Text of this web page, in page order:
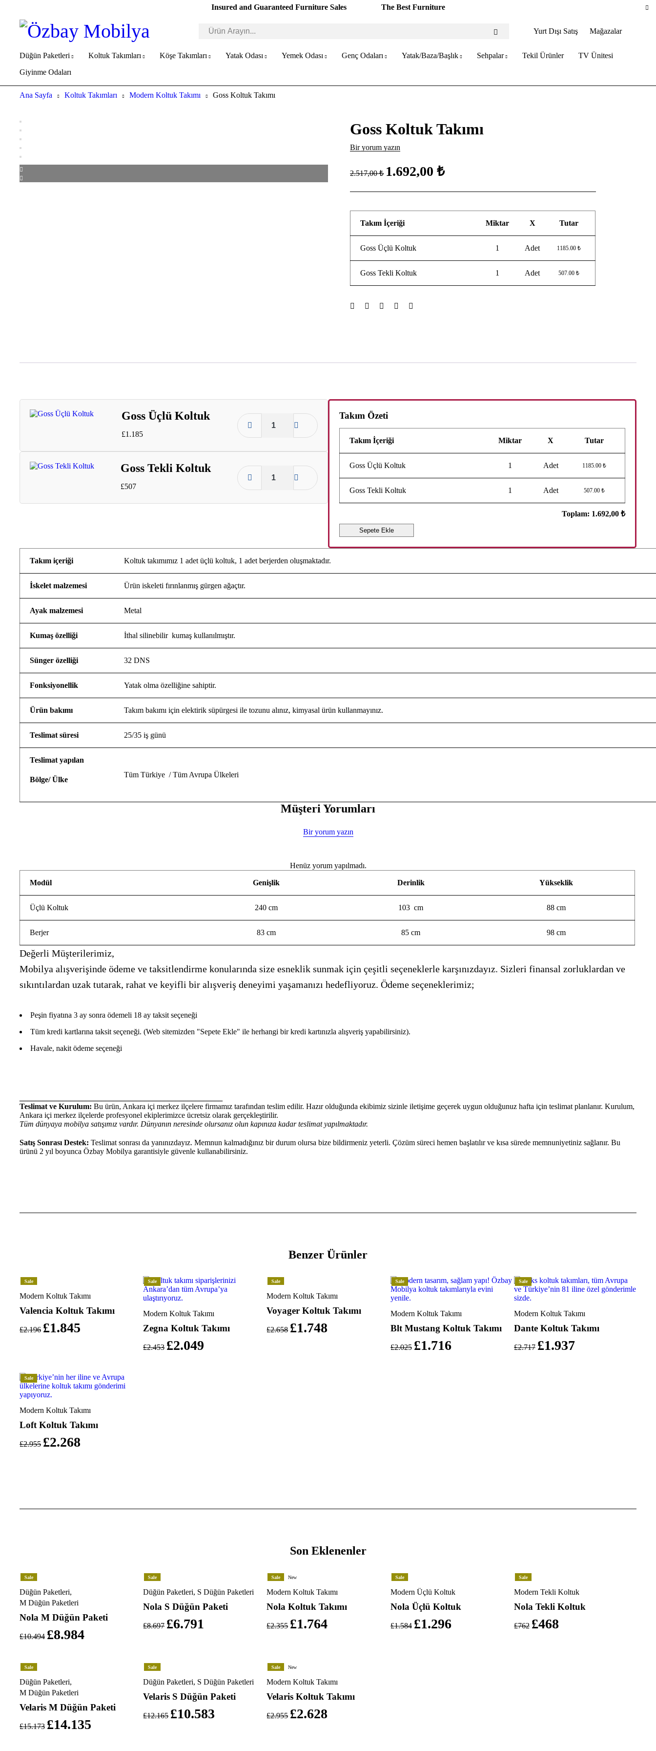
Insured and Guaranteed Furniture Sales The Best Furniture
Yurt Dışı Satış Mağazalar
Düğün Paketleri Koltuk Takımları Köşe Takımları Yatak Odası Yemek Odası Genç Odaları Yatak/Baza/Başlık Sehpalar Tekil Ürünler
TV Ünitesi
Giyinme Odaları
Ana Sayfa Koltuk Takımları Modern Koltuk Takımı Goss Koltuk Takımı
Goss Koltuk Takımı
Bir yorum yazın
2.517,00 ₺ 1.692,00 ₺
Takım İçeriği Miktar X Tutar
Goss Üçlü Koltuk 1 Adet 1185.00 ₺
Goss Tekli Koltuk 1 Adet 507.00 ₺
Goss Üçlü Koltuk
£1.185
Goss Tekli Koltuk
£507
Takım Özeti
Takım İçeriği Miktar X Tutar
Goss Üçlü Koltuk 1 Adet 1185.00 ₺
Goss Tekli Koltuk 1 Adet 507.00 ₺
Toplam: 1.692,00 ₺
Sepete Ekle
Takım içeriği Koltuk takımımız 1 adet üçlü koltuk, 1 adet berjerden oluşmaktadır.
İskelet malzemesi Ürün iskeleti fırınlanmış gürgen ağaçtır.
Ayak malzemesi Metal
Kumaş özelliği İthal silinebilir kumaş kullanılmıştır.
Sünger özelliği 32 DNS
Fonksiyonellik Yatak olma özelliğine sahiptir.
Ürün bakımı Takım bakımı için elektirik süpürgesi ile tozunu alınız, kimyasal ürün kullanmayınız.
Teslimat süresi 25/35 iş günü
Teslimat yapılan
Bölge/ Ülke
Tüm Türkiye / Tüm Avrupa Ülkeleri
Müşteri Yorumları
Bir yorum yazın
Henüz yorum yapılmadı.
Modül Genişlik Derinlik Yükseklik
Üçlü Koltuk 240 cm 103 cm 88 cm
Berjer 83 cm 85 cm 98 cm
Değerli Müşterilerimiz,
Mobilya alışverişinde ödeme ve taksitlendirme konularında size esneklik sunmak için çeşitli seçeneklerle karşınızdayız. Sizleri finansal zorluklardan ve
sıkıntılardan uzak tutarak, rahat ve keyifli bir alışveriş deneyimi yaşamanızı hedefliyoruz. Ödeme seçeneklerimiz;
Peşin fiyatına 3 ay sonra ödemeli 18 ay taksit seçeneği
Tüm kredi kartlarına taksit seçeneği. (Web sitemizden "Sepete Ekle" ile herhangi bir kredi kartınızla alışveriş yapabilirsiniz).
Havale, nakit ödeme seçeneği
Teslimat ve Kurulum: Bu ürün, Ankara içi merkez ilçelere firmamız tarafından teslim edilir. Hazır olduğunda ekibimiz sizinle iletişime geçerek uygun olduğunuz hafta için teslimat planlanır. Kurulum,
Ankara içi merkez ilçelerde profesyonel ekiplerimizce ücretsiz olarak gerçekleştirilir.
Tüm dünyaya mobilya satışımız vardır. Dünyanın neresinde olursanız olun kapınıza kadar teslimat yapılmaktadır.
Satış Sonrası Destek: Teslimat sonrası da yanınızdayız. Memnun kalmadığınız bir durum olursa bize bildirmeniz yeterli. Çözüm süreci hemen başlatılır ve kısa sürede memnuniyetiniz sağlanır. Bu
ürünü 2 yıl boyunca Özbay Mobilya garantisiyle güvenle kullanabilirsiniz.
Benzer Ürünler
Sale
Modern Koltuk Takımı
Valencia Koltuk Takımı
£2.196 £1.845
Sale
Modern Koltuk Takımı
Zegna Koltuk Takımı
£2.453 £2.049
Sale
Modern Koltuk Takımı
Voyager Koltuk Takımı
£2.658 £1.748
Sale
Modern Koltuk Takımı
Blt Mustang Koltuk Takımı
£2.025 £1.716
Sale
Modern Koltuk Takımı
Dante Koltuk Takımı
£2.717 £1.937
Sale
Modern Koltuk Takımı
Loft Koltuk Takımı
£2.955 £2.268
Son Eklenenler
Sale
Düğün Paketleri,
M Düğün Paketleri
Nola M Düğün Paketi
£10.494 £8.984
Sale
Düğün Paketleri, S Düğün Paketleri
Nola S Düğün Paketi
£8.697 £6.791
Sale New
Modern Koltuk Takımı
Nola Koltuk Takımı
£2.355 £1.764
Sale
Modern Üçlü Koltuk
Nola Üçlü Koltuk
£1.584 £1.296
Sale
Modern Tekli Koltuk
Nola Tekli Koltuk
£762 £468
Sale
Düğün Paketleri,
M Düğün Paketleri
Velaris M Düğün Paketi
£15.173 £14.135
Sale
Düğün Paketleri, S Düğün Paketleri
Velaris S Düğün Paketi
£12.165 £10.583
Sale New
Modern Koltuk Takımı
Velaris Koltuk Takımı
£2.955 £2.628